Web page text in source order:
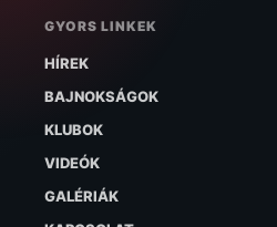
GYORS LINKEK
HÍREK
BAJNOKSÁGOK
KLUBOK
VIDEÓK
GALÉRIÁK